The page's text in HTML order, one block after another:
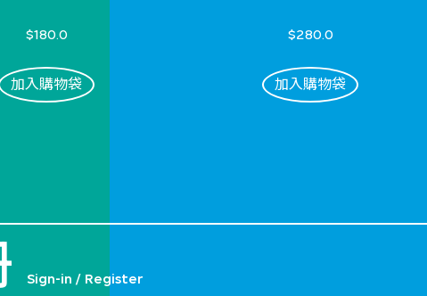
$180.0
加入購物袋
$280.0
加入購物袋
Sign-in / Register